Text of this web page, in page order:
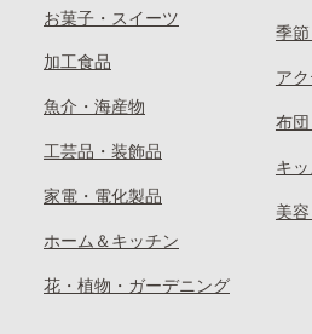
お菓子・スイーツ
加工食品
魚介・海産物
工芸品・装飾品
家電・電化製品
ホーム＆キッチン
花・植物・ガーデニング
季
ア
布
キ
美